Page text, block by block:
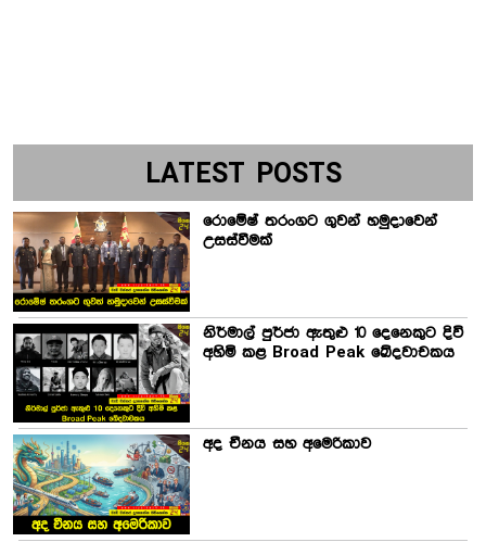
LATEST POSTS
රොමේෂ් තරංගට ගුවන් හමුදාවෙන්
උසස්වීමක්
නිර්මාල් පුර්ජා ඇතුළු 10 දෙනෙකුට දිවි
අහිමි කළ Broad Peak ඛේදවාචකය
අද චීනය සහ අමෙරිකාව